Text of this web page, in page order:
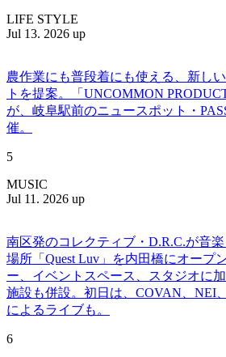
LIFE STYLE
Jul 13. 2026 up
農作業にも普段着にも使える、新し
トを提案。「UNCOMMON
が、岐阜駅前のニュースポット・
催。
5
MUSIC
Jul 11. 2026 up
南区発のコレクティブ・D.R.C.が⾳
場所「Quest Luv」を内田橋にオープ
ー、イベントスペース、スタジオに
施設も併設。初日は、COVAN、NEI
によるライブも。
6